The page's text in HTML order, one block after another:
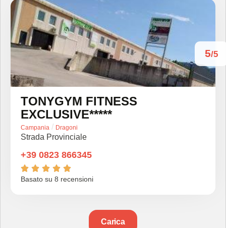
5/5
TONYGYM FITNESS
EXCLUSIVE*****
Campania / Dragoni
Strada Provinciale
+39 0823 866345
    
Basato su 8 recensioni
Carica